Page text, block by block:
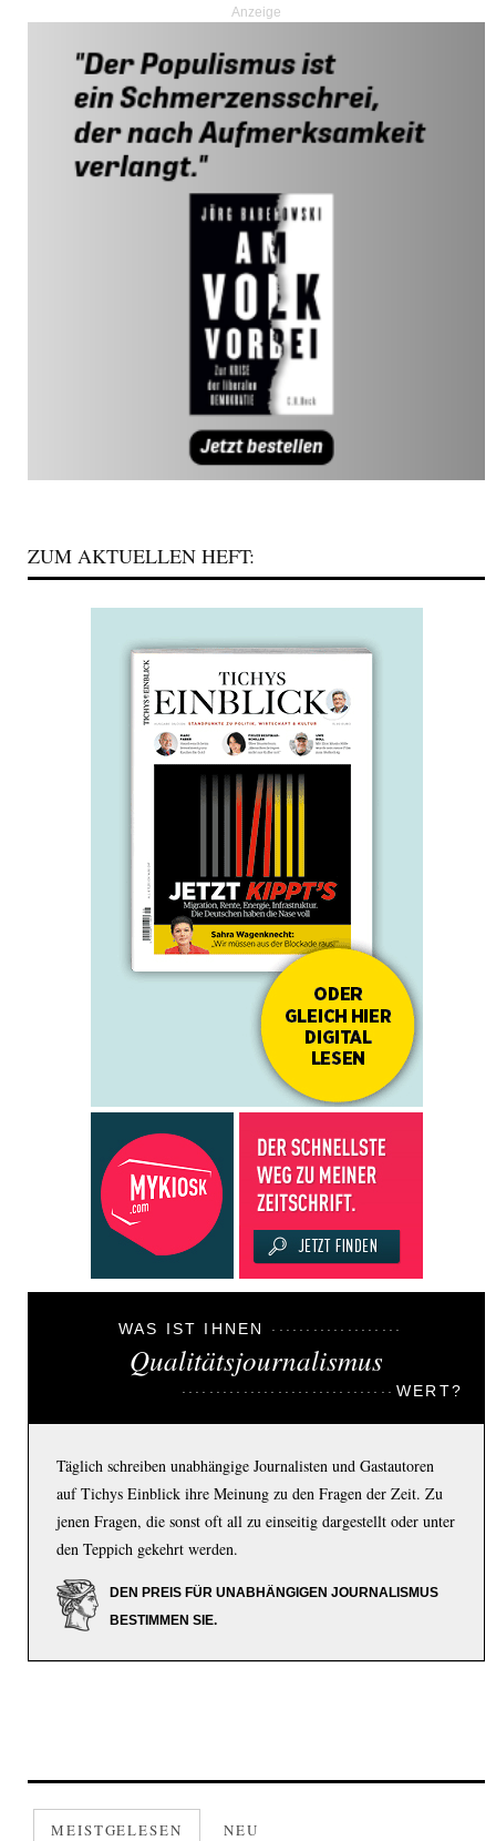
Anzeige
ZUM AKTUELLEN HEFT:
WAS IST IHNEN
Qualitätsjournalismus
WERT?
Täglich schreiben unabhängige Journalisten und Gastautoren
auf Tichys Einblick ihre Meinung zu den Fragen der Zeit. Zu
jenen Fragen, die sonst oft all zu einseitig dargestellt oder unter
den Teppich gekehrt werden.
DEN PREIS FÜR UNABHÄNGIGEN JOURNALISMUS
BESTIMMEN SIE.
MEISTGELESEN NEU